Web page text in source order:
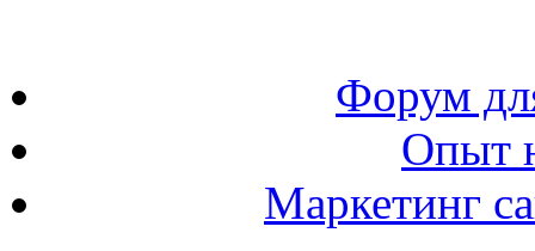
Форум
Опыт
Маркетинг